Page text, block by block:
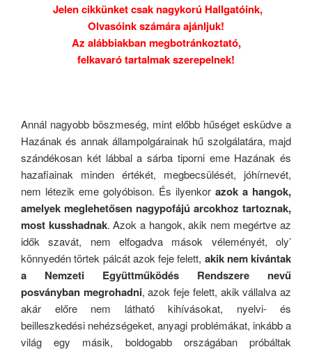
Jelen cikkünket csak nagykorú Hallgatóink,
Olvasóink számára ajánljuk!
Az alábbiakban megbotránkoztató,
felkavaró tartalmak szerepelnek!
Annál nagyobb böszmeség, mint előbb hűséget esküdve a
Hazának és annak állampolgárainak hű szolgálatára, majd
szándékosan két lábbal a sárba tiporni eme Hazának és
hazafiainak minden értékét, megbecsülését, jóhírnevét,
nem létezik eme golyóbison. És ilyenkor azok a hangok,
amelyek meglehetősen nagypofájú arcokhoz tartoznak,
most kusshadnak. Azok a hangok, akik nem megértve az
idők szavát, nem elfogadva mások véleményét, oly’
könnyedén törtek pálcát azok feje felett, akik nem kívántak
a Nemzeti Együttműködés Rendszere nevű
posványban megrohadni, azok feje felett, akik vállalva az
akár előre nem látható kihívásokat, nyelvi- és
beilleszkedési nehézségeket, anyagi problémákat, inkább a
világ egy másik, boldogabb országában próbáltak